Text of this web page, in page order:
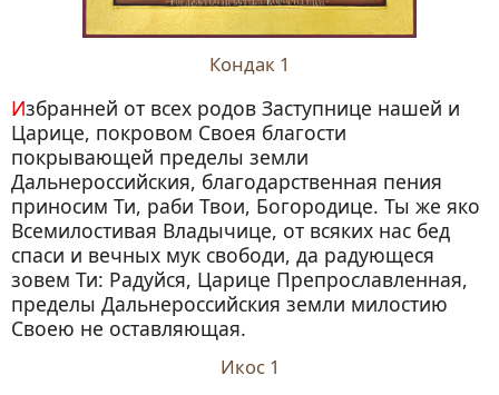
Кондак 1
Избранней от всех родов Заступнице нашей и
Царице, покровом Своея благости
покрывающей пределы земли
Дальнероссийския, благодарственная пения
приносим Ти, раби Твои, Богородице. Ты же яко
Всемилостивая Владычице, от всяких нас бед
спаси и вечных мук свободи, да радующеся
зовем Ти: Радуйся, Царице Препрославленная,
пределы Дальнероссийския земли милостию
Своею не оставляющая.
Икос 1